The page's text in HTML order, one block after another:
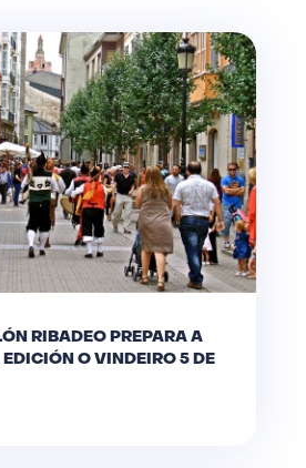
RIBADEO PREPARA A
O VINDEIRO 5 DE